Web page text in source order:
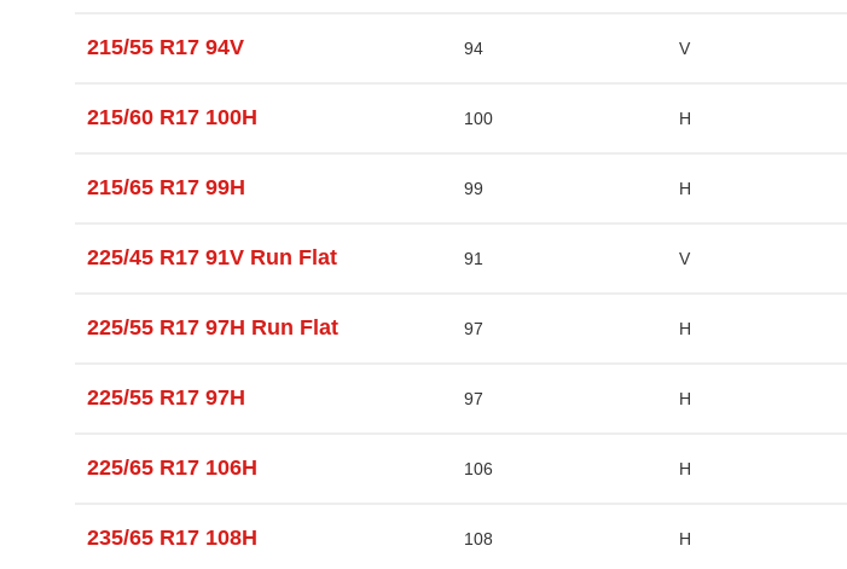
215/55 R17 94V 94 V
215/60 R17 100H 100 H
215/65 R17 99H 99 H
225/45 R17 91V Run Flat 91 V
225/55 R17 97H Run Flat 97 H
225/55 R17 97H 97 H
225/65 R17 106H 106 H
235/65 R17 108H 108 H